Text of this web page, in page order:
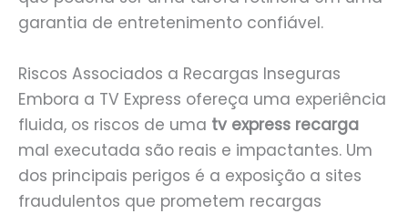
garantia de entretenimento confiável.
Riscos Associados a Recargas Inseguras
Embora a TV Express ofereça uma experiência
fluida, os riscos de uma tv express recarga
mal executada são reais e impactantes. Um
dos principais perigos é a exposição a sites
fraudulentos que prometem recargas